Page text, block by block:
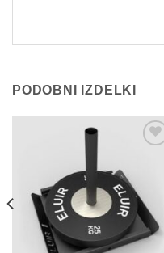
PODOBNI IZDELKI
Wishlist